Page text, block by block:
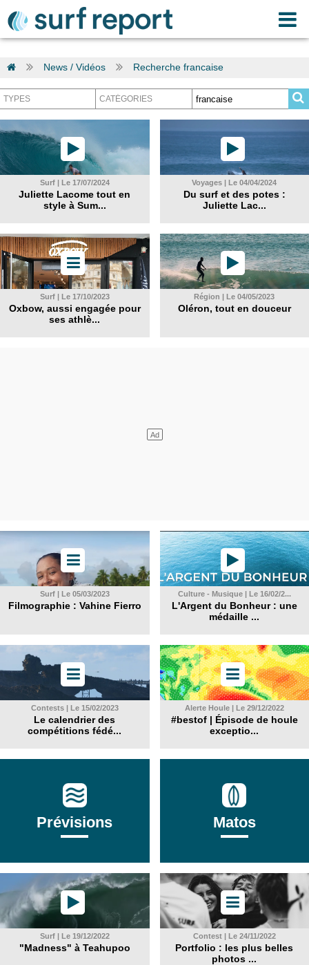
News / Vidéos Recherche francaise
Surf | Le 17/07/2024
Juliette Lacome tout en
style à Sum...
Voyages | Le 04/04/2024
Du surf et des potes :
Juliette Lac...
Surf | Le 17/10/2023
Oxbow, aussi engagée pour
ses athlè...
Région | Le 04/05/2023
Oléron, tout en douceur
Surf | Le 05/03/2023
Filmographie : Vahine Fierro
Culture - Musique | Le 16/02/2...
L'Argent du Bonheur : une
médaille ...
Contests | Le 15/02/2023
Le calendrier des
compétitions fédé...
Alerte Houle | Le 29/12/2022
#bestof | Épisode de houle
exceptio...
Prévisions Matos
Surf | Le 19/12/2022
"Madness" à Teahupoo
Contest | Le 24/11/2022
Portfolio : les plus belles
photos ...